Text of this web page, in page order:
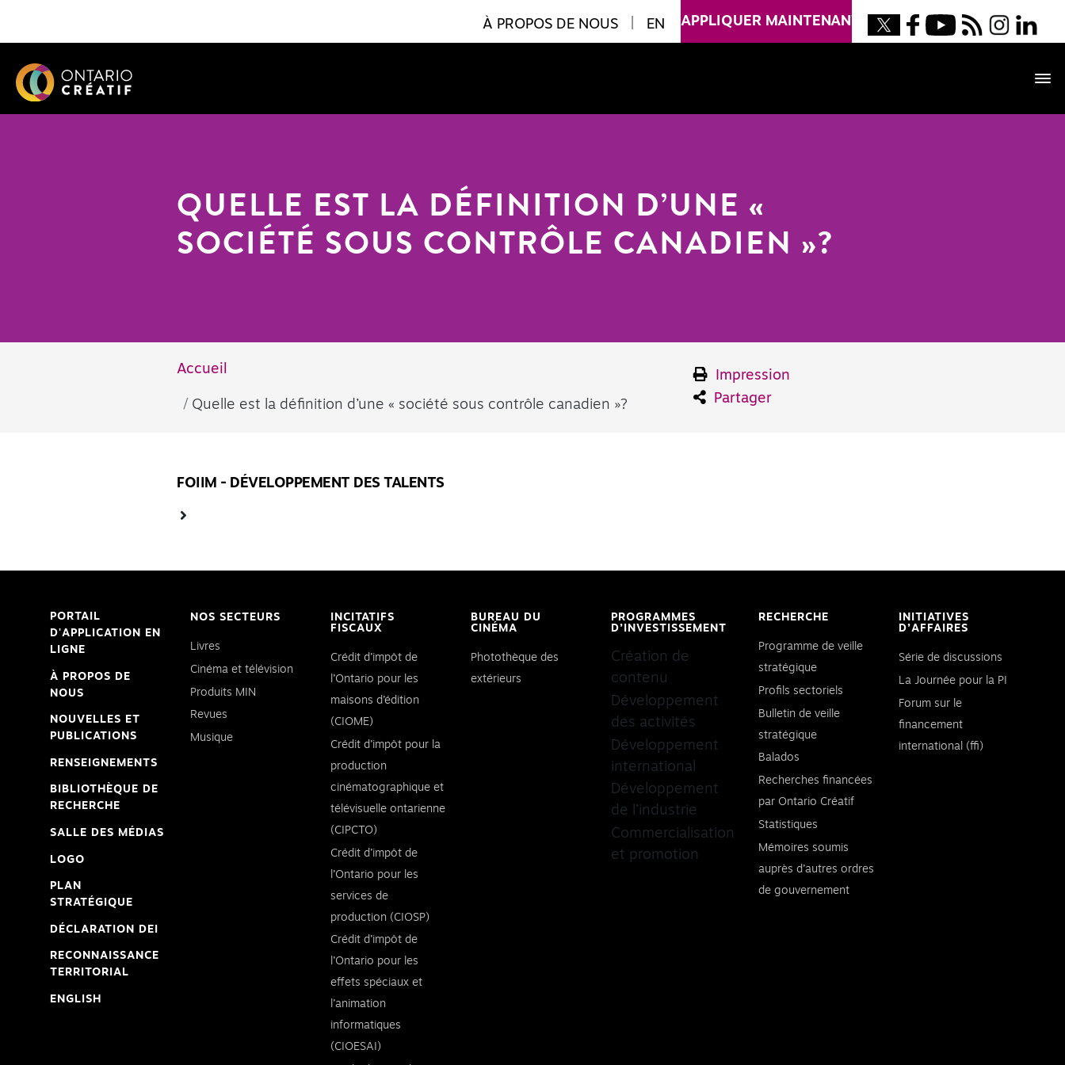
À PROPOS DE NOUS EN APPLIQUER MAINTENANT
QUELLE EST LA DÉFINITION D’UNE «
SOCIÉTÉ SOUS CONTRÔLE CANADIEN »?
Accueil
Quelle est la définition d’une « société sous contrôle canadien »?
Impression
Partager
FOIIM - DÉVELOPPEMENT DES TALENTS
PORTAIL
D'APPLICATION EN
LIGNE
À PROPOS DE
NOUS
NOUVELLES ET
PUBLICATIONS
RENSEIGNEMENTS
BIBLIOTHÈQUE DE
RECHERCHE
SALLE DES MÉDIAS
LOGO
PLAN
STRATÉGIQUE
DÉCLARATION DEI
RECONNAISSANCE
TERRITORIAL
ENGLISH
NOS SECTEURS
Livres
Cinéma et télévision
Produits MIN
Revues
Musique
INCITATIFS
FISCAUX
Crédit d’impôt de
l’Ontario pour les
maisons d’édition
(CIOME)
Crédit d’impôt pour la
production
cinématographique et
télévisuelle ontarienne
(CIPCTO)
Crédit d’impôt de
l’Ontario pour les
services de
production (CIOSP)
Crédit d’impôt de
l’Ontario pour les
effets spéciaux et
l’animation
informatiques
(CIOESAI)
BUREAU DU
CINÉMA
Photothèque des
extérieurs
PROGRAMMES
D’INVESTISSEMENT
Création de
contenu
Développement
des activités
Développement
international
Développement
de l’industrie
Commercialisation
et promotion
RECHERCHE
Programme de veille
stratégique
Profils sectoriels
Bulletin de veille
stratégique
Balados
Recherches financées
par Ontario Créatif
Statistiques
Mémoires soumis
auprès d’autres ordres
de gouvernement
INITIATIVES
D’AFFAIRES
Série de discussions
La Journée pour la PI
Forum sur le
financement
international (ffi)